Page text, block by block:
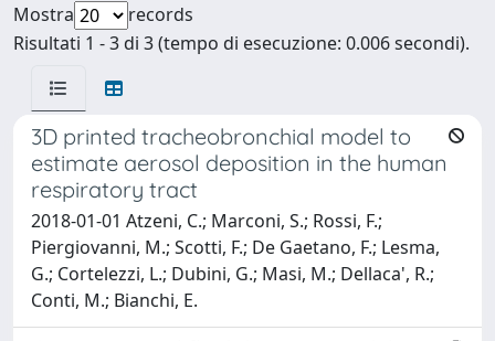
Mostra
records
Risultati 1 - 3 di 3 (tempo di esecuzione: 0.006 secondi).
3D printed tracheobronchial model to
estimate aerosol deposition in the human
respiratory tract
2018-01-01 Atzeni, C.; Marconi, S.; Rossi, F.;
Piergiovanni, M.; Scotti, F.; De Gaetano, F.; Lesma,
G.; Cortelezzi, L.; Dubini, G.; Masi, M.; Dellaca', R.;
Conti, M.; Bianchi, E.